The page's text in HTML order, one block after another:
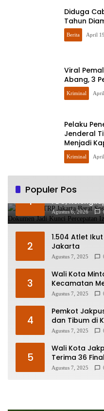
Diduga
Tahun
Berita April
Viral
Abang, 3
Kriminal
Pelaku
Jenderal
Menjadi
Kriminal
Populer Pos
1
Sudin CKTRP
PBG,
Percepatan
Agustus 6, 2026
2
1.504 Atlet Ikut
Jakarta
Agustus 7, 2025
3
Wali Kota
Kecamatan
Responsif
Agustus 7, 2025
4
Pemkot
dan Tibum di
Johar Baru
Agustus 7, 2025
5
Wali Kota
Terima 36
Agustus 7, 2025